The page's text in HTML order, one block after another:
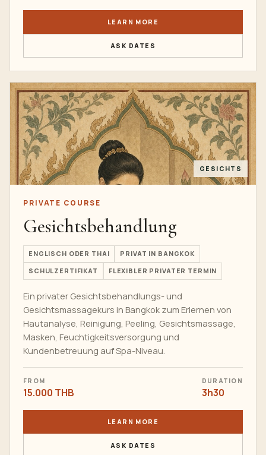
LEARN MORE
ASK DATES
GESICHTS
PRIVATE COURSE
Gesichtsbehandlung
ENGLISCH ODER THAI PRIVAT IN BANGKOK
SCHULZERTIFIKAT FLEXIBLER PRIVATER TERMIN
Ein privater Gesichtsbehandlungs- und
Gesichtsmassagekurs in Bangkok zum Erlernen von
Hautanalyse, Reinigung, Peeling, Gesichtsmassage,
Masken, Feuchtigkeitsversorgung und
Kundenbetreuung auf Spa-Niveau.
FROM
15.000 THB
DURATION
3h30
LEARN MORE
ASK DATES